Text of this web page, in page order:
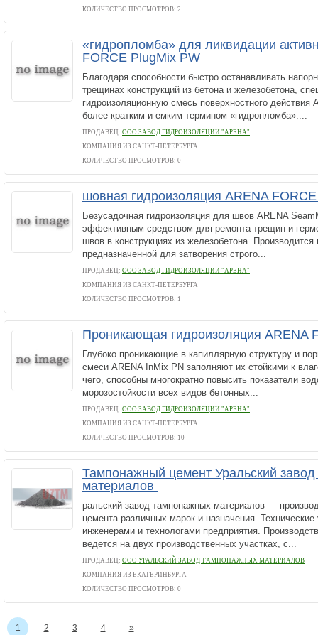
КОЛИЧЕСТВО ПРОСМОТРОВ: 2
«гидропломба» для ликвидации
FORCE PlugMix PW
Благодаря способности быстро останавливать
трещинах конструкций из бетона и железобетона,
гидроизоляционную смесь поверхностного действия
более кратким и емким термином «гидропломба»....
ПРОДАВЕЦ: ООО ЗАВОД ГИДРОИЗОЛЯЦИИ "АРЕНА"
КОМПАНИЯ ИЗ САНКТ-ПЕТЕРБУРГА
КОЛИЧЕСТВО ПРОСМОТРОВ: 0
шовная гидроизоляция ARENA
Безусадочная гидроизоляция для швов ARENA
эффективным средством для ремонта трещин и
швов в конструкциях из железобетона.
предназначенной для затворения строго...
ПРОДАВЕЦ: ООО ЗАВОД ГИДРОИЗОЛЯЦИИ "АРЕНА"
КОМПАНИЯ ИЗ САНКТ-ПЕТЕРБУРГА
КОЛИЧЕСТВО ПРОСМОТРОВ: 1
Проникающая гидроизоляция ARENA
Глубоко проникающие в капиллярную структуру и
смеси ARENA InMix PN заполняют их стойкими к
чего, способны многократно повысить показатели
морозостойкости всех видов бетонных...
ПРОДАВЕЦ: ООО ЗАВОД ГИДРОИЗОЛЯЦИИ "АРЕНА"
КОМПАНИЯ ИЗ САНКТ-ПЕТЕРБУРГА
КОЛИЧЕСТВО ПРОСМОТРОВ: 10
Тампонажный цемент Уральский
материалов
ральский завод тампонажных материалов —
цемента различных марок и назначения.
инженерами и технологами предприятия.
ведется на двух производственных участках, с...
ПРОДАВЕЦ: ООО УРАЛЬСКИЙ ЗАВОД ТАМПОНАЖНЫХ МАТЕРИАЛОВ
КОМПАНИЯ ИЗ ЕКАТЕРИНБУРГА
КОЛИЧЕСТВО ПРОСМОТРОВ: 0
1 2 3 4 »